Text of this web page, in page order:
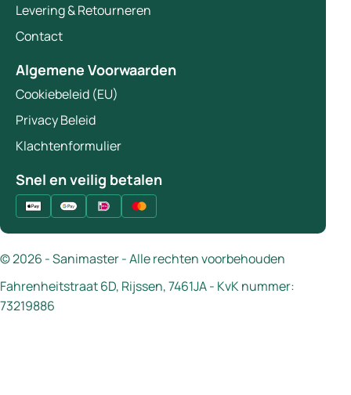
Levering & Retourneren
Contact
Algemene Voorwaarden
Cookiebeleid (EU)
Privacy Beleid
Klachtenformulier
Snel en veilig betalen
© 2026 - Sanimaster - Alle rechten voorbehouden
Fahrenheitstraat 6D, Rijssen, 7461JA - KvK nummer:
73219886